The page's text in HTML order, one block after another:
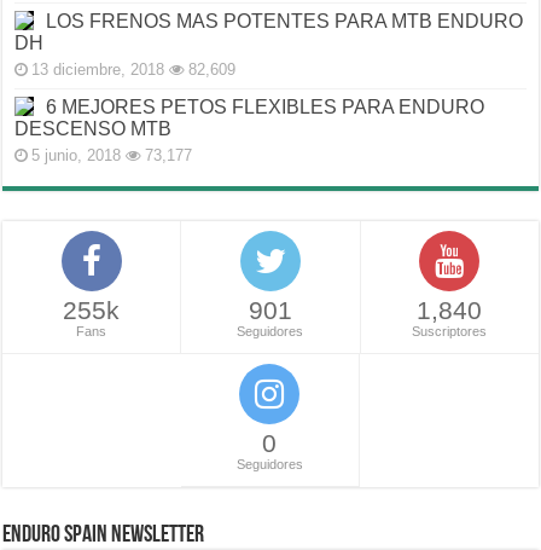
LOS FRENOS MAS POTENTES PARA MTB ENDURO
DH
13 diciembre, 2018 82,609
6 MEJORES PETOS FLEXIBLES PARA ENDURO
DESCENSO MTB
5 junio, 2018 73,177
255k
Fans
901
Seguidores
1,840
Suscriptores
0
Seguidores
ENDURO SPAIN NEWSLETTER